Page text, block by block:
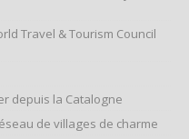
Travel & Tourism Council
depuis la Catalogne
de villages de charme